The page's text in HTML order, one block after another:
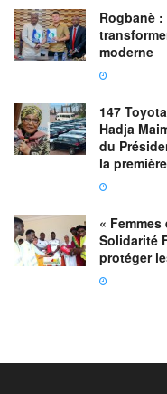
Rogbanè
moderne
147
Hadja
du
la
«
Solidarité
protéger